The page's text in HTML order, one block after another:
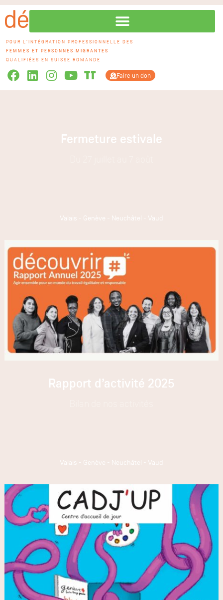
POUR L'INTÉGRATION PROFESSIONNELLE DES
FEMMES ET PERSONNES MIGRANTES
QUALIFIÉES EN SUISSE ROMANDE
Faire un don
Fermeture estivale
Valais - Genève - Neuchâtel - Vaud
Rapport d’activité 2025
Valais - Genève - Neuchâtel - Vaud